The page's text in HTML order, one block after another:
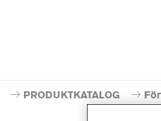
PRODUKTKATALOG